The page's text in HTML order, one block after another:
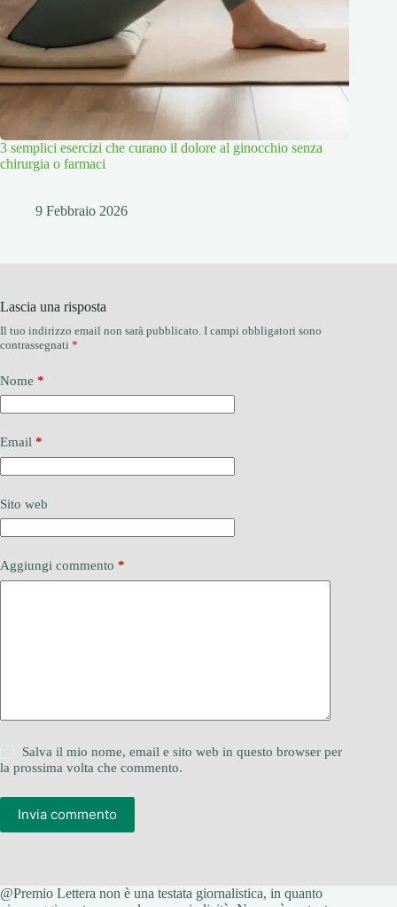
3 semplici esercizi che curano il dolore al ginocchio senza
chirurgia o farmaci
9 Febbraio 2026
Lascia una risposta
Il tuo indirizzo email non sarà pubblicato. I campi obbligatori sono
contrassegnati *
Nome *
Email *
Sito web
Aggiungi commento *
Salva il mio nome, email e sito web in questo browser per
la prossima volta che commento.
Invia commento
@Premio Lettera non è una testata giornalistica, in quanto